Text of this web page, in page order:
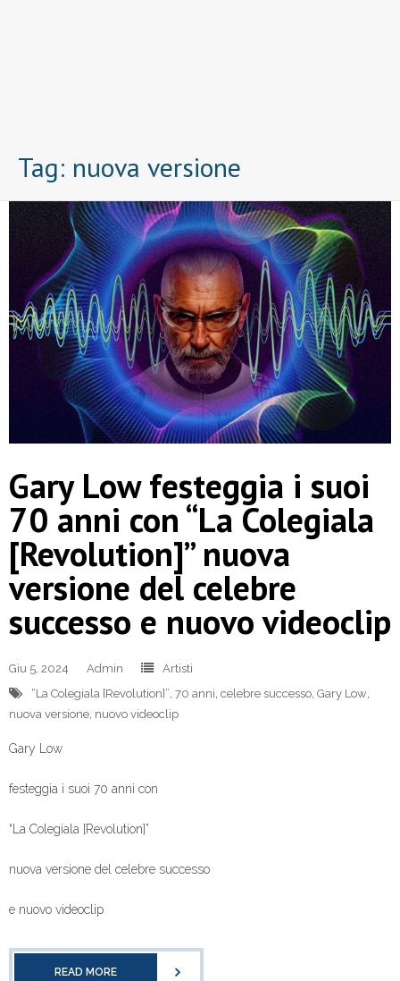
Tag: nuova versione
Gary Low festeggia i suoi
70 anni con “La Colegiala
[Revolution]” nuova
versione del celebre
successo e nuovo videoclip
Giu 5, 2024 Admin
Artisti
“La Colegiala [Revolution]”, 70 anni, celebre successo, Gary Low,
nuova versione, nuovo videoclip
Gary Low
festeggia i suoi 70 anni con
“La Colegiala [Revolution]”
nuova versione del celebre successo
e nuovo videoclip
READ MORE